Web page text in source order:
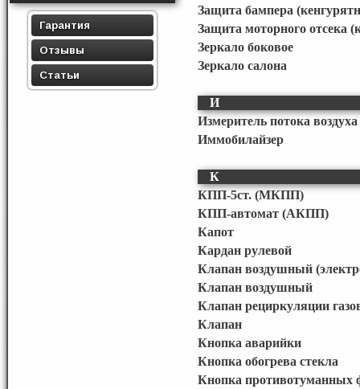
Гарантия
Отзывы
Статьи
Защита бампера
Защита моторного отсека
Зеркало боковое
Зеркало салона
И
Измеритель потока
Иммобилайзер
К
КПП-5ст. (МКПП)
КПП-автомат (АКПП)
Капот
Кардан рулевой
Клапан воздушный
Клапан воздушный
Клапан рециркуляции
Клапан
Кнопка аварийки
Кнопка обогрева стекла
Кнопка противотуманных